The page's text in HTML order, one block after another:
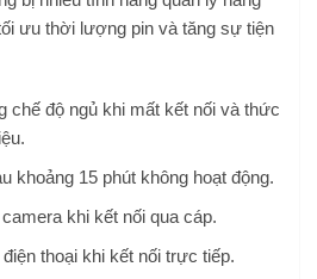
ưu thời lượng pin và tăng sự tiện
chế độ ngủ khi mất kết nối và thức
khoảng 15 phút không hoạt động.
khi kết nối qua cáp.
thoại khi kết nối trực tiếp.